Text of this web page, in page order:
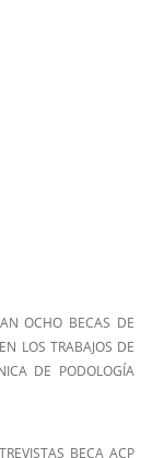
OCHO BECAS DE
LOS TRABAJOS DE
DE PODOLOGÍA
BECA ACP